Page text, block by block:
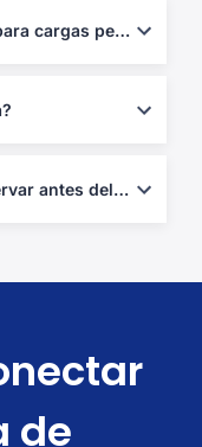
(ICMS) del 7–18 %.
¿El LCL realmente es más barato para cargas pequeñas?
%.
¿Con cuánta antelación debo reservar antes del pico de exportación de soja?
de